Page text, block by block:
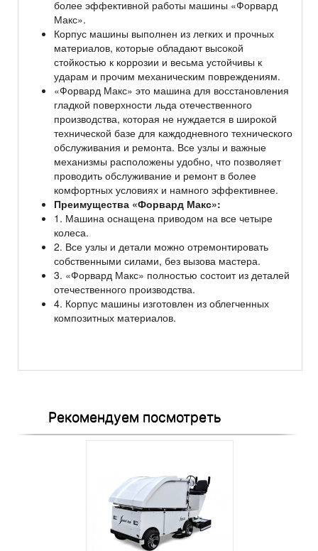
более эффективной работы машины «Форвард
Макс».
Корпус машины выполнен из легких и прочных
материалов, которые обладают высокой
стойкостью к коррозии и весьма устойчивы к
ударам и прочим механическим повреждениям.
«Форвард Макс» это машина для восстановления
гладкой поверхности льда отечественного
производства, которая не нуждается в широкой
технической базе для каждодневного технического
обслуживания и ремонта. Все узлы и важные
механизмы расположены удобно, что позволяет
проводить обслуживание и ремонт в более
комфортных условиях и намного эффективнее.
Преимущества «Форвард Макс»:
1. Машина оснащена приводом на все четыре
колеса.
2. Все узлы и детали можно отремонтировать
собственными силами, без вызова мастера.
3. «Форвард Макс» полностью состоит из деталей
отечественного производства.
4. Корпус машины изготовлен из облегченных
композитных материалов.
Рекомендуем посмотреть